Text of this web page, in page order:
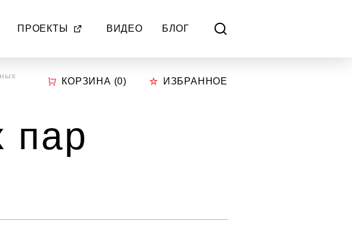
ПРОЕКТЫ ВИДЕО БЛОГ
КОРЗИНА (0) ИЗБРАННОЕ
пар